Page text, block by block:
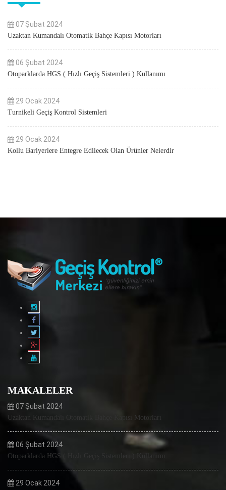
07 Şubat 2024
Uzaktan Kumandalı Otomatik Bahçe Kapısı Motorları
06 Şubat 2024
Otoparklarda HGS ( Hızlı Geçiş Sistemleri ) Kullanımı
29 Ocak 2024
Turnikeli Geçiş Kontrol Sistemleri
29 Ocak 2024
Kollu Bariyerlere Entegre Edilecek Olan Ürünler Nelerdir
MAKALELER
07 Şubat 2024
Uzaktan Kumandalı Otomatik Bahçe Kapısı Motorları
06 Şubat 2024
Otoparklarda HGS ( Hızlı Geçiş Sistemleri ) Kullanımı
29 Ocak 2024